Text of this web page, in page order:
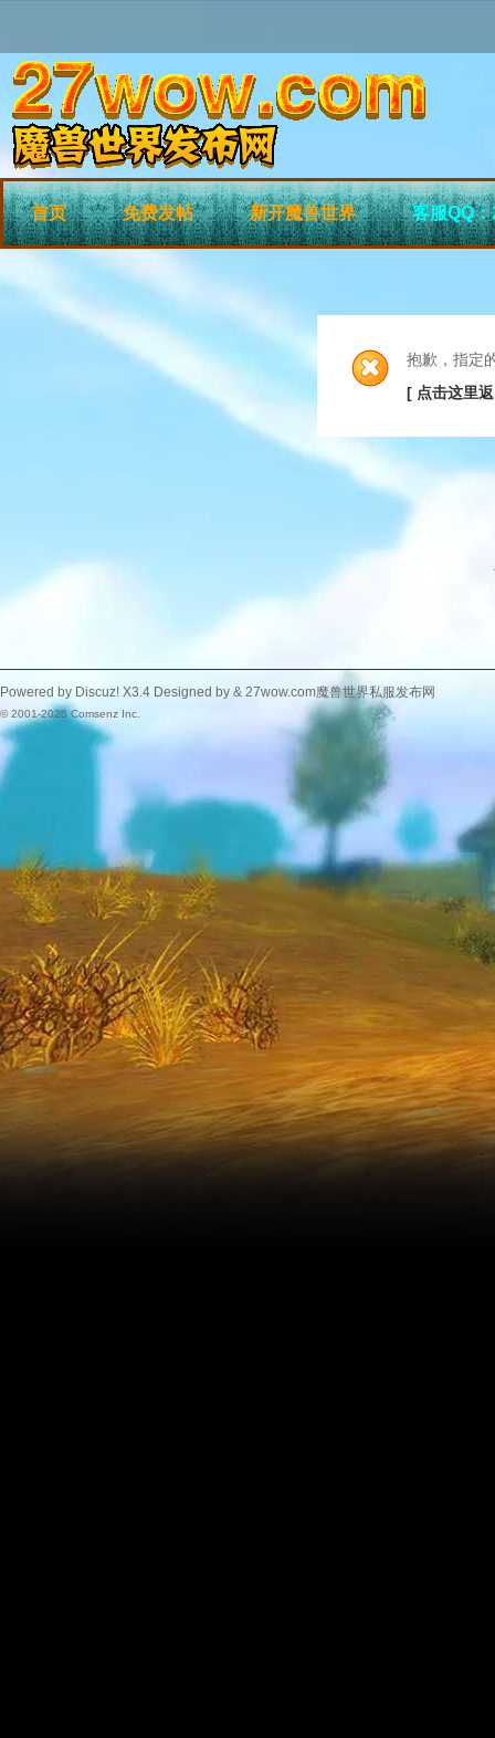
首页 免费发帖 新开魔兽世界 客服QQ
抱歉，指定
[ 点击这里
Powered by Discuz! X3.4 Designed by & 27wow.com魔兽世界私服发布网
© 2001-2025Comsenz Inc.